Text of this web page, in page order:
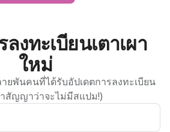
งทะเบียนเตาเผา
ใหม่
ยพันคนที่ได้รับอัปเดตการลงทะเบียน
าสัญญาว่าจะไม่มีสแปม!)